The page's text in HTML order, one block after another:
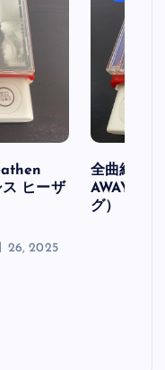
ヒーザ
26, 2025
全曲紹介
AWAY」
グ）